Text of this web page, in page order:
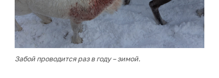
Забой проводится раз в году – зимой.